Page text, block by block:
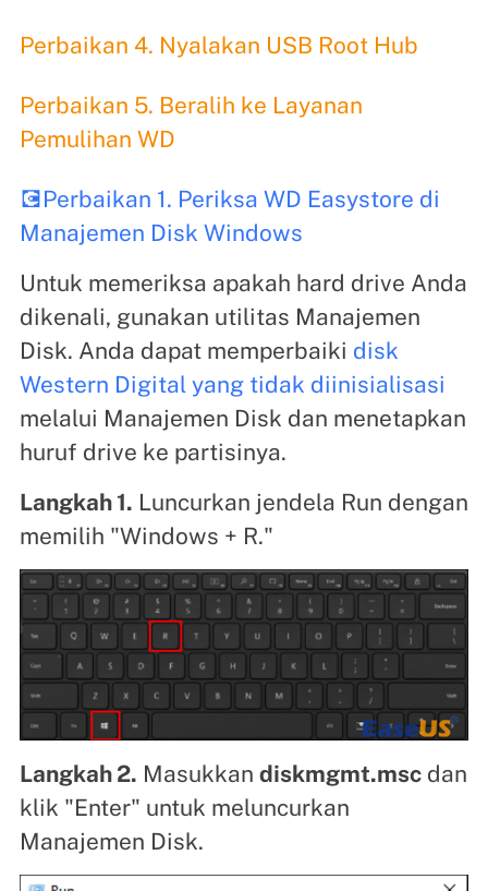
Perbaikan 4. Nyalakan USB Root Hub
Perbaikan 5. Beralih ke Layanan
Pemulihan WD
💽Perbaikan 1. Periksa WD Easystore di
Manajemen Disk Windows
Untuk memeriksa apakah hard drive Anda
dikenali, gunakan utilitas Manajemen
Disk. Anda dapat memperbaiki disk
Western Digital yang tidak diinisialisasi
melalui Manajemen Disk dan menetapkan
huruf drive ke partisinya.
Langkah 1. Luncurkan jendela Run dengan
memilih "Windows + R."
Langkah 2. Masukkan diskmgmt.mscdan
klik "Enter" untuk meluncurkan
Manajemen Disk.